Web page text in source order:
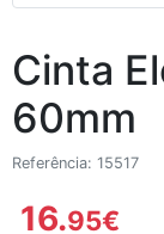
Cinta
60mm
Referência: 15517
16.95€